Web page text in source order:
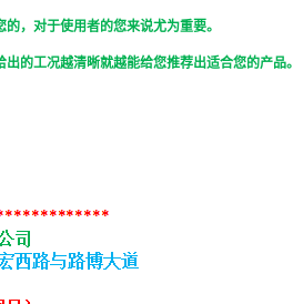
，对于使用者的您来说尤为重要。
的工况越清晰就越能给您推荐出适合您的产品。